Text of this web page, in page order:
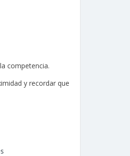
competencia.
y recordar que